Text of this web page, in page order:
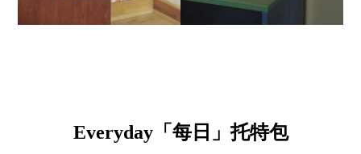
Everyday「每日」托特包